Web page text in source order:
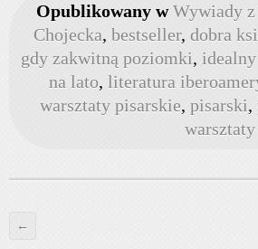
Opublikowany w Wywiady
Chojecka, bestseller, dobra
gdy zakwitną poziomki,
na lato, literatura
warsztaty pisarskie, pisarski,
←